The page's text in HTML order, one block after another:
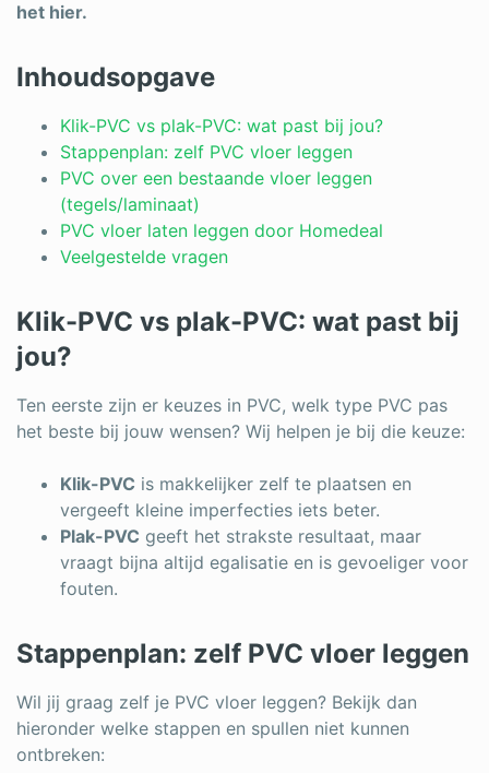
Vochtbestrijding
Warmtepomp
Zonnepanelen
Zonwering
Bent u een vakspecialist?
Log in
het hier.
Inhoudsopgave
Klik-PVC vs plak-PVC: wat past bij jou?
Stappenplan: zelf PVC vloer leggen
PVC over een bestaande vloer leggen
(tegels/laminaat)
PVC vloer laten leggen door Homedeal
Veelgestelde vragen
Klik-PVC vs plak-PVC: wat past bij
jou?
Ten eerste zijn er keuzes in PVC, welk type PVC pas
het beste bij jouw wensen? Wij helpen je bij die keuze:
Klik-PVC is makkelijker zelf te plaatsen en
vergeeft kleine imperfecties iets beter.
Plak-PVC geeft het strakste resultaat, maar
vraagt bijna altijd egalisatie en is gevoeliger voor
fouten.
Stappenplan: zelf PVC vloer leggen
Wil jij graag zelf je PVC vloer leggen? Bekijk dan
hieronder welke stappen en spullen niet kunnen
ontbreken: